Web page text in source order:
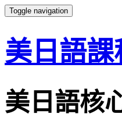
Toggle navigation
美日語課
美日語核